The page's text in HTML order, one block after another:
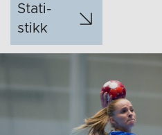
Stati­
stikk